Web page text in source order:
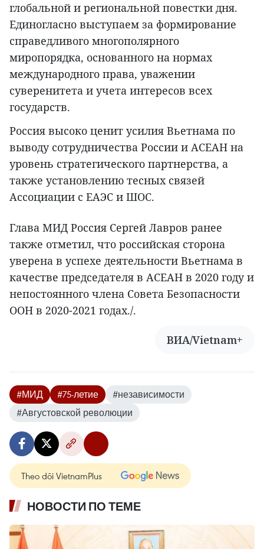
глобальной и региональной повестки дня.
Единогласно выступаем за формирование
справедливого многополярного
миропорядка, основанного на нормах
международного права, уважении
суверенитета и учета интересов всех
государств.
Россия высоко ценит усилия Вьетнама по
выводу сотрудничества России и АСЕАН на
уровень стратегического партнерства, а
также установлению тесных связей
Ассоциации с ЕАЭС и ШОС.
Глава МИД Россия Сергей Лавров ранее
также отметил, что российская сторона
уверена в успехе деятельности Вьетнама в
качестве председателя в АСЕАН в 2020 году и
непостоянного члена Совета Безопасности
ООН в 2020-2021 годах./.
ВИА/Vietnam+
#МИД #75-летие
#независимости
#Августовской революции
Theo dõi VietnamPlus
НОВОСТИ ПО ТЕМЕ